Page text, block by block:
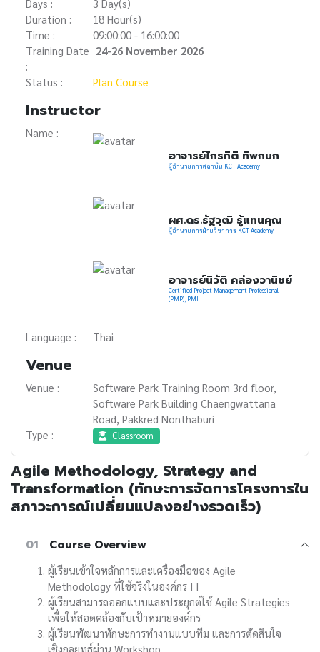
Days :
3 Day(s)
Duration :
18 Hour(s)
Time :
09:00:00 - 16:00:00
Training Date
:
24-26 November 2026
Status : Plan Course
Instructor
Name :
อาจารย์ไกรกิติ ทิพกนก
ผู้อำนวยการสถาบัน KCT Academy
ผศ.ดร.รัฐวุฒิ รู้แทนคุณ
ผู้อำนวยการฝ่ายวิชาการ KCT Academy
อาจารย์นิวัติ คล่องวานิชย์
Certified Project Management Professional
(PMP), PMI
Language : Thai
Venue
Venue :
Software Park Training Room 3rd floor,
Software Park Building Chaengwattana
Road, Pakkred Nonthaburi
Type :
Classroom
Agile Methodology, Strategy and
Transformation (ทักษะการจัดการโครงการใน
สภาวะการณ์เปลี่ยนแปลงอย่างรวดเร็ว)
01 Course Overview
ผู้เรียนเข้าใจหลักการและเครื่องมือของ Agile
Methodology ที่ใช้จริงในองค์กร IT
ผู้เรียนสามารถออกแบบและประยุกต์ใช้ Agile Strategies
เพื่อให้สอดคล้องกับเป้าหมายองค์กร
ผู้เรียนพัฒนาทักษะการทำงานแบบทีม และการตัดสินใจ
เชิงกลยุทธ์ผ่าน Workshop